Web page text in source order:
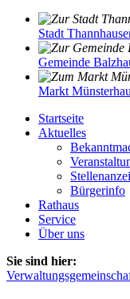
Stadt
Gemeinde
Markt
Startseite
Aktuelles
Bürgerinfo
Rathaus
Service
Über uns
Sie sind hier: